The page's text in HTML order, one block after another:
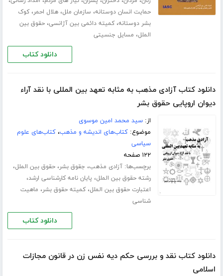
حمایت انسان دوستانه، سازمان ملل،هلال احمر،کوک
بشر دوستانه،کمیته دائمی بین آژانسی،حقوق بین
الملل، مسایل جنسیتی
دانلود کتاب
دانلود کتاب آزادی مذهب به مثابه تعهد بین المللی با نقد آراء
دیوان اروپایی حقوق بشر
از:سید محمد امین موسوی
موضوع:کتاب‌های اندیشه و مذهب،کتاب‌های علوم
سیاسی
۱۲۲ صفحه
برچسب‌ها:آزادی مذهب، جقوق بشر،حقوق بین الملل،
رشته حقوق بین الملل، پایان نامه کارشناسی ارشد،
اعتبارت حقوق بین الملل،کمیته حقوق بشر، ماهیت
شناسی
دانلود کتاب
دانلود کتاب نقد و بررسی حکم دیه نفس زن در قانون مجازات
اسلامی